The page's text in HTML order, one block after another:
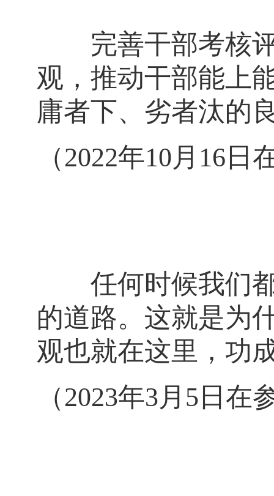
完善干部考核评
观，推动干部能上
庸者下、劣者汰的
（2022年10月16
任何时候我们都
的道路。这就是为
观也就在这里，功
（2023年3月5日